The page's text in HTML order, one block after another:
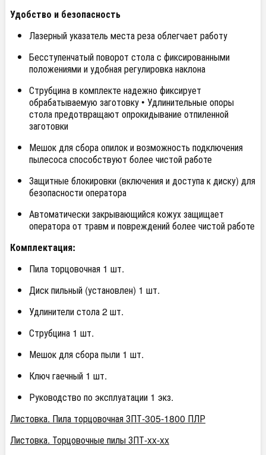
Удобство и безопасность
Лазерный указатель места реза облегчает работу
Бесступенчатый поворот стола с фиксированными
положениями и удобная регулировка наклона
Струбцина в комплекте надежно фиксирует
обрабатываемую заготовку • Удлинительные опоры
стола предотвращают опрокидывание отпиленной
заготовки
Мешок для сбора опилок и возможность подключения
пылесоса способствуют более чистой работе
Защитные блокировки (включения и доступа к диску) для
безопасности оператора
Автоматически закрывающийся кожух защищает
оператора от травм и повреждений более чистой работе
Комплектация:
Пила торцовочная 1 шт.
Диск пильный (установлен) 1 шт.
Удлинители стола 2 шт.
Струбцина 1 шт.
Мешок для сбора пыли 1 шт.
Ключ гаечный 1 шт.
Руководство по эксплуатации 1 экз.
Листовка. Пила торцовочная ЗПТ-305-1800 ПЛР
Листовка. Торцовочные пилы ЗПТ-xx-xx